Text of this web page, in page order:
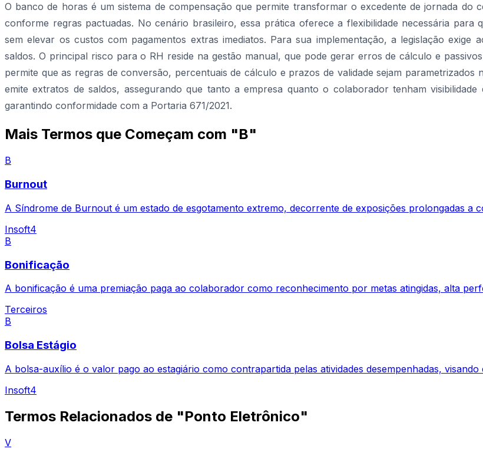
O banco de horas é um sistema de compensação que permite transformar o excedente de jornada
conforme regras pactuadas. No cenário brasileiro, essa prática oferece a flexibilidade necessária para
sem elevar os custos com pagamentos extras imediatos. Para sua implementação, a legislação
saldos. O principal risco para o RH reside na gestão manual, que pode gerar erros de cálculo e
permite que as regras de conversão, percentuais de cálculo e prazos de validade sejam
emite extratos de saldos, assegurando que tanto a empresa quanto o colaborador tenham
garantindo conformidade com a Portaria 671/2021.
Mais Termos que Começam com "B"
B
Burnout
A Síndrome de Burnout é um estado de esgotamento extremo, decorrente de exposições prolongadas a
Insoft4
B
Bonificação
A bonificação é uma premiação paga ao colaborador como reconhecimento por metas atingidas, alta
Terceiros
B
Bolsa Estágio
A bolsa-auxílio é o valor pago ao estagiário como contrapartida pelas atividades desempenhadas,
Insoft4
Termos Relacionados de "Ponto Eletrônico"
V